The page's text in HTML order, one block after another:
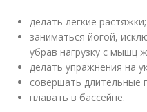
делать легкие растяжки;
заниматься йогой,
убрав нагрузку с мышц
делать упражнения на
совершать длительные
плавать в бассейне.